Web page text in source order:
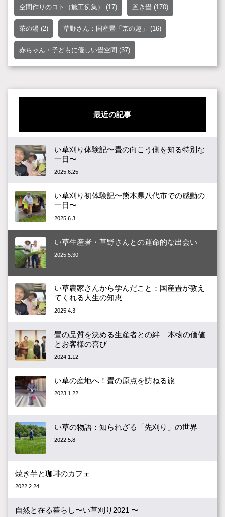
空間作りのコト（施工例集） (17) 置き畳 (170)
茶の湯 (2) 草野さん：国産畳「京の趣」 (16)
赤ちゃん・子どもに優しい畳空間 (37)
最近の記事
い草刈り体験記〜畳の向こう側を知る特別な
一日〜
2025.6.25
い草刈り初体験記〜熊本県八代市での感動の
一日〜
2025.6.3
い草生産者・草野さんとの運命的な出会い
2025.5.30
い草農家さんから学んだこと：国産畳が教え
てくれる人生の知恵
2025.4.3
畳の品質を決める生産者との絆 – 本物の価値
とお客様の喜び
2024.1.12
い草の産地へ！畳の原点を訪ねる旅
2023.1.22
い草の物語：知られざる「先刈り」の世界
2022.5.8
焼き芋と珈琲のカフェ
2022.2.24
自然と在る暮らし〜い草刈り2021 〜